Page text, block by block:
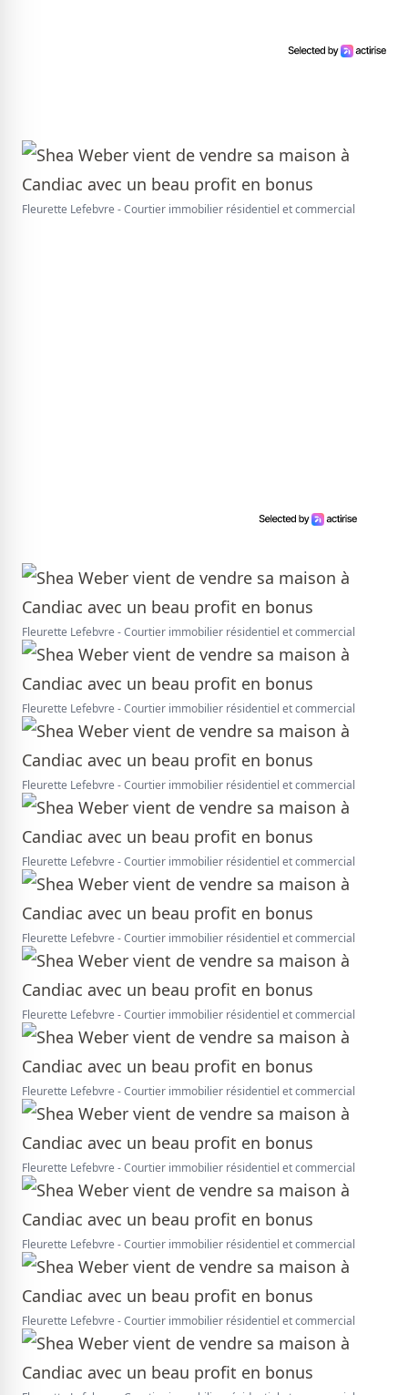
Fleurette Lefebvre - Courtier immobilier résidentiel et commercial
Fleurette Lefebvre - Courtier immobilier résidentiel et commercial
Fleurette Lefebvre - Courtier immobilier résidentiel et commercial
Fleurette Lefebvre - Courtier immobilier résidentiel et commercial
Fleurette Lefebvre - Courtier immobilier résidentiel et commercial
Fleurette Lefebvre - Courtier immobilier résidentiel et commercial
Fleurette Lefebvre - Courtier immobilier résidentiel et commercial
Fleurette Lefebvre - Courtier immobilier résidentiel et commercial
Fleurette Lefebvre - Courtier immobilier résidentiel et commercial
Fleurette Lefebvre - Courtier immobilier résidentiel et commercial
Fleurette Lefebvre - Courtier immobilier résidentiel et commercial